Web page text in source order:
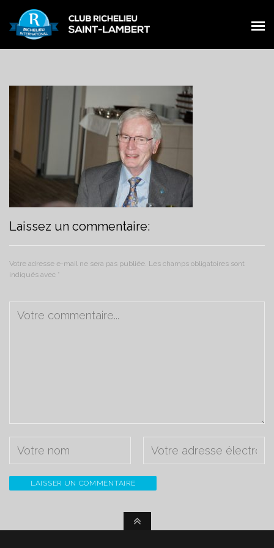
ŒUVRES
ÉVÉNEMENTS
NOUVELLES
CONTACT
FACEBOOK
MEMBRES
ŒUVRES
ÉVÉNEMENTS
NOUVELLES
CONTACT
Laissez un commentaire:
Votre adresse e-mail ne sera pas publiée. Les champs obligatoires sont
indiqués avec *